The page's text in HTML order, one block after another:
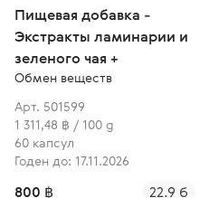
Пищевая добавка -
Экстракты ламинарии и
зеленого чая +
Обмен веществ
Арт. 501599
1 311,48 ฿ / 100 g
60 капсул
Годен до: 17.11.2026
800 ฿ 22.9 б